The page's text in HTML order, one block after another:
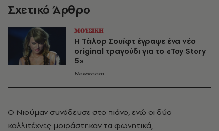
Σχετικό Άρθρο
ΜΟΥΣΙΚΗ
Η Τέιλορ Σουίφτ έγραψε ένα νέο
original τραγούδι για το «Toy Story
5»
Newsroom
Ο Νιούμαν συνόδευσε στο πιάνο, ενώ οι δύο
καλλιτέχνες μοιράστηκαν τα φωνητικά,